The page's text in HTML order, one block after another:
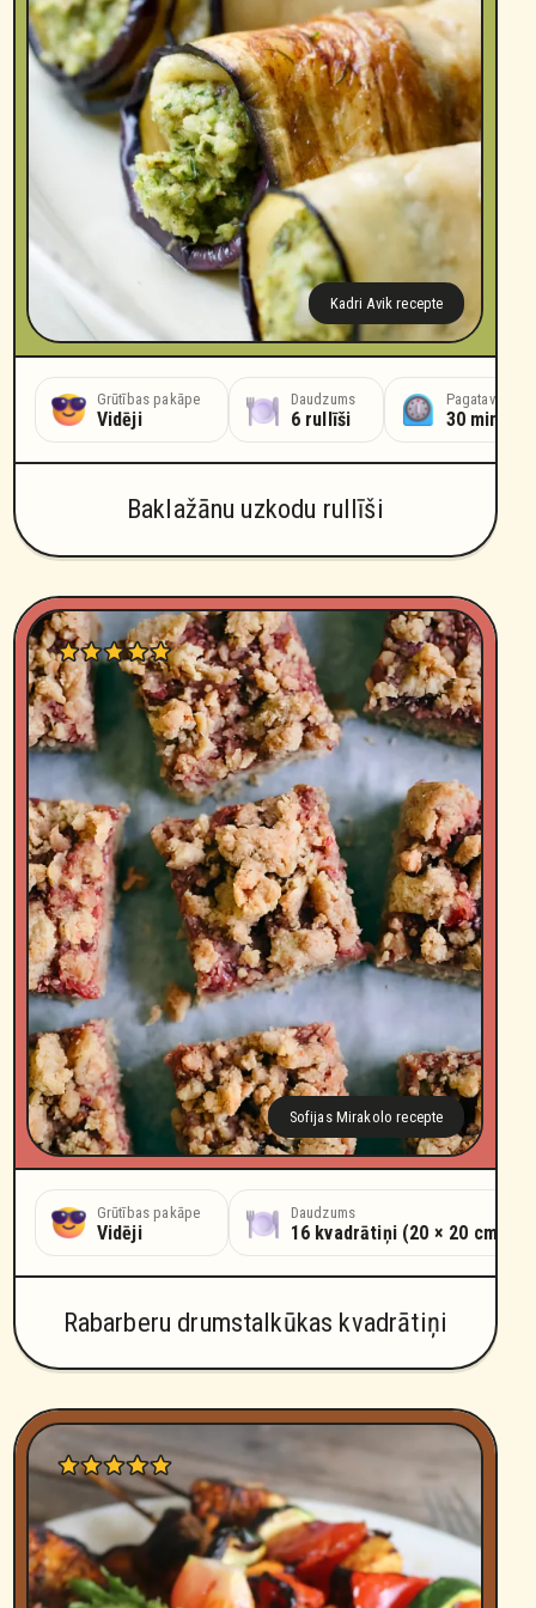
laiks Cepšanas laiks
Kadri Avik recepte
Grūtības pakāpe
Vidēji
Daudzums
6 rullīši 30
Baklažānu uzkodu rullīši
laiks
Sofijas Mirakolo recepte
Grūtības pakāpe
Vidēji
Daudzums
16 kvadrātiņi (20 × 20 cm
Rabarberu drumstalkūkas kvadrātiņi